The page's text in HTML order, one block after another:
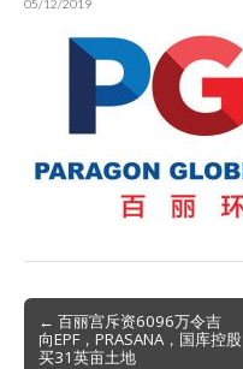
05/12/2019
Post
navigation
← 百丽宫斥资6096万令吉
向EPF，PRASANA，国库控股
买31英亩土地